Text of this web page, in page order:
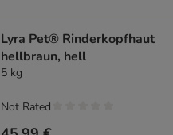
Lyra Pet® Rinderkopfhaut
hellbraun, hell
5 kg
Not Rated